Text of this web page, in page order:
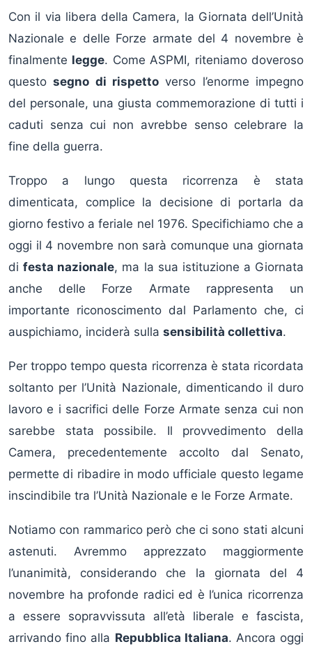
Con il via libera della Camera, la Giornata dell’Unità
Nazionale e delle Forze armate del 4 novembre è
finalmente legge. Come ASPMI, riteniamo doveroso
questosegno di rispetto verso l’enorme impegno
del personale, una giusta commemorazione di tutti i
caduti senza cui non avrebbe senso celebrare la
fine della guerra.
Troppo a lungo questa ricorrenza è stata
dimenticata, complice la decisione di portarla da
giorno festivo a feriale nel 1976. Specifichiamo che a
oggi il 4 novembre non sarà comunque una giornata
difesta nazionale, ma la sua istituzione a Giornata
anche delle Forze Armate rappresenta un
importante riconoscimento dal Parlamento che, ci
auspichiamo, inciderà sulla sensibilità collettiva.
Per troppo tempo questa ricorrenza è stata ricordata
soltanto per l’Unità Nazionale, dimenticando il duro
lavoro e i sacrifici delle Forze Armate senza cui non
sarebbe stata possibile. Il provvedimento della
Camera, precedentemente accolto dal Senato,
permette di ribadire in modo ufficiale questo legame
inscindibile tra l’Unità Nazionale e le Forze Armate.
Notiamo con rammarico però che ci sono stati alcuni
astenuti. Avremmo apprezzato maggiormente
l’unanimità, considerando che la giornata del 4
novembre ha profonde radici ed è l’unica ricorrenza
a essere sopravvissuta all’età liberale e fascista,
arrivando fino alla Repubblica Italiana. Ancora oggi